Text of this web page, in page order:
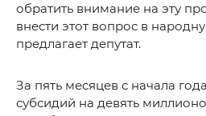
обратить внимание на эту
внести этот вопрос в
предлагает депутат.
За пять месяцев с начала
субсидий на девять